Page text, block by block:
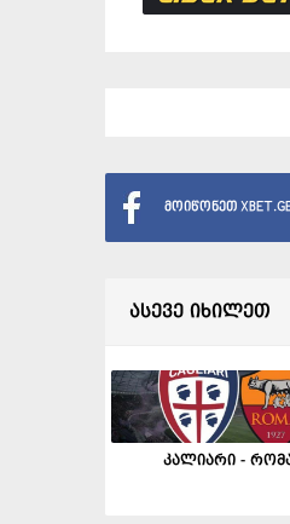
მოიწონეთ
ასევე იხილეთ
კალიარი -